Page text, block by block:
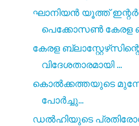
ഘാനിയൻ യൂത്ത്
പെക്കോസൺ കേരള
കേരള
വിദേശതാരമായി ...
കൊൽക്കത്തയുടെ
പോർച്ചു...
ഡൽഹിയുടെ പ്രതിരോധ